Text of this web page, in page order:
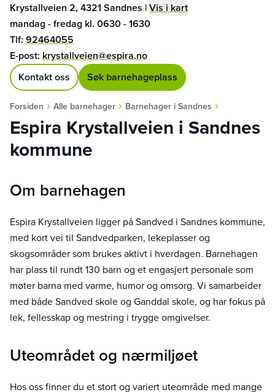
Krystallveien 2, 4321 Sandnes |Vis i kart
mandag - fredag kl. 0630 - 1630
Tlf: 92464055
E-post: krystallveien@espira.no
Kontakt oss
Søk barnehageplass
Forsiden › Alle barnehager › Barnehager i Sandnes ›
Espira Krystallveien i Sandnes
kommune
Om barnehagen
Espira Krystallveien ligger på Sandved i Sandnes kommune,
med kort vei til Sandvedparken, lekeplasser og
skogsområder som brukes aktivt i hverdagen. Barnehagen
har plass til rundt 130 barn og et engasjert personale som
møter barna med varme, humor og omsorg. Vi samarbeider
med både Sandved skole og Ganddal skole, og har fokus på
lek, fellesskap og mestring i trygge omgivelser.
Uteområdet og nærmiljøet
Hos oss finner du et stort og variert uteområde med mange